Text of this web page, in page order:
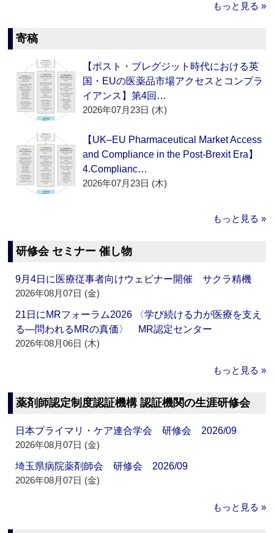
もっと見る »
寄稿
【ポスト・ブレグジット時代における英
国・EUの医薬品市場アクセスとコンプラ
イアンス】第4回…
2026年07月23日 (木)
【UK–EU Pharmaceutical Market Access
and Compliance in the Post-Brexit Era】
4.Complianc…
2026年07月23日 (木)
もっと見る »
研修会 セミナー 催し物
9月4日に医療従事者向けウェビナー開催 サクラ精機
2026年08月07日 (金)
21日にMRフォーラム2026 〈学び続ける力が医療を支え
る―問われるMRの真価〉 MR認定センター
2026年08月06日 (木)
もっと見る »
薬剤師認定制度認証機構 認証機関の生涯研修会
日本プライマリ・ケア連合学会 研修会 2026/09
2026年08月07日 (金)
埼玉県病院薬剤師会 研修会 2026/09
2026年08月07日 (金)
もっと見る »